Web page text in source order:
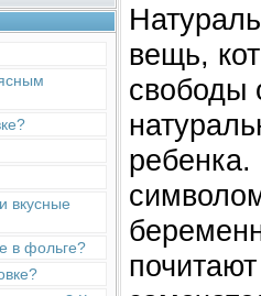
вкусные
в фольге?
вещь,
свободы